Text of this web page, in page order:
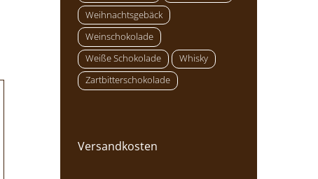
Weihnachtsgebäck
Weinschokolade
Weiße Schokolade
Whisky
Zartbitterschokolade
Versandkosten